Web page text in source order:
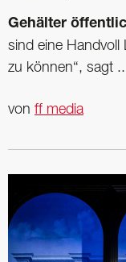
Gehälter
sind eine Handvoll
zu können“, sagt
von ff media